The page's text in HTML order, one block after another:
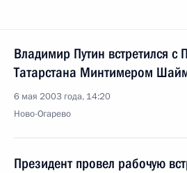
Владимир Путин встретился с
Татарстана Минтимером
6 мая 2003 года, 14:20
Ново-Огарево
Президент провел рабочую